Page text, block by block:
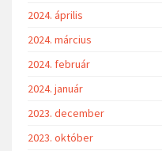
2024. április
2024. március
2024. február
2024. január
2023. december
2023. október